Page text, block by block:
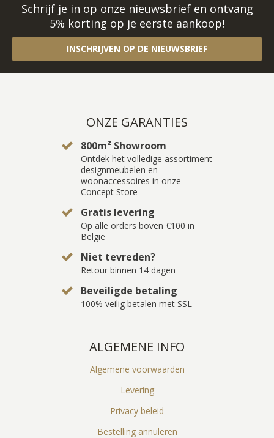
Schrijf je in op onze nieuwsbrief en ontvang
5% korting op je eerste aankoop!
INSCHRIJVEN OP DE NIEUWSBRIEF
ONZE GARANTIES
800m² Showroom
Ontdek het volledige assortiment
designmeubelen en
woonaccessoires in onze
Concept Store
Gratis levering
Op alle orders boven €100 in
België
Niet tevreden?
Retour binnen 14 dagen
Beveiligde betaling
100% veilig betalen met SSL
ALGEMENE INFO
Algemene voorwaarden
Levering
Privacy beleid
Bestelling annuleren